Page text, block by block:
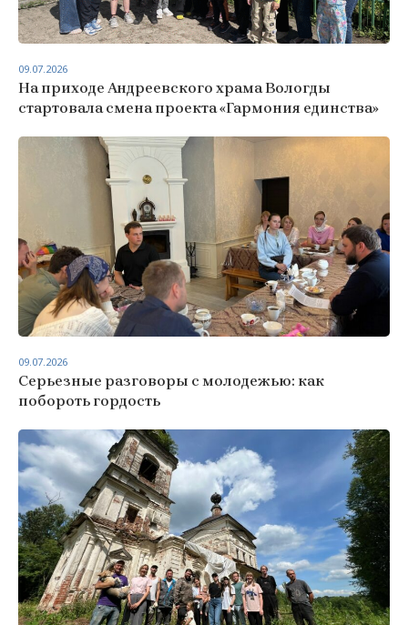
На приходе Андреевского храма Вологды
стартовала смена проекта «Гармония единства»
09.07.2026
Серьезные разговоры с молодежью: как
побороть гордость
09.07.2026